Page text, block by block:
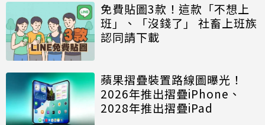
免費貼圖3款！這款「不想上
班」、「沒錢了」 社畜上班族
認同請下載
蘋果摺疊裝置路線圖曝光！
2026年推出摺疊iPhone、
2028年推出摺疊iPad